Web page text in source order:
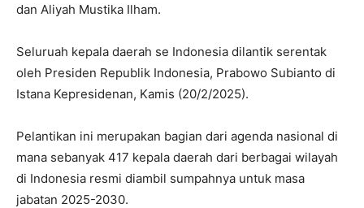
dan Aliyah Mustika Ilham.
Seluruah kepala daerah se Indonesia dilantik serentak
oleh Presiden Republik Indonesia, Prabowo Subianto di
Istana Kepresidenan, Kamis (20/2/2025).
Pelantikan ini merupakan bagian dari agenda nasional di
mana sebanyak 417 kepala daerah dari berbagai wilayah
di Indonesia resmi diambil sumpahnya untuk masa
jabatan 2025-2030.